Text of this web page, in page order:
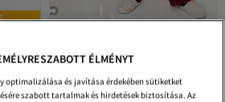
inggallér TBBAW24AI00033
4.6 (251)
Ingyenes szállítás
11 825Ft
ÉLMÉNYT
optimalizálása és javítása érdekében sütiketket
szabott tartalmak és hirdetések biztosítása. Az